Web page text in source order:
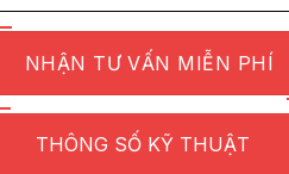
NHẬN TƯ VẤN MIỄN PHÍ
THÔNG SỐ KỸ THUẬT